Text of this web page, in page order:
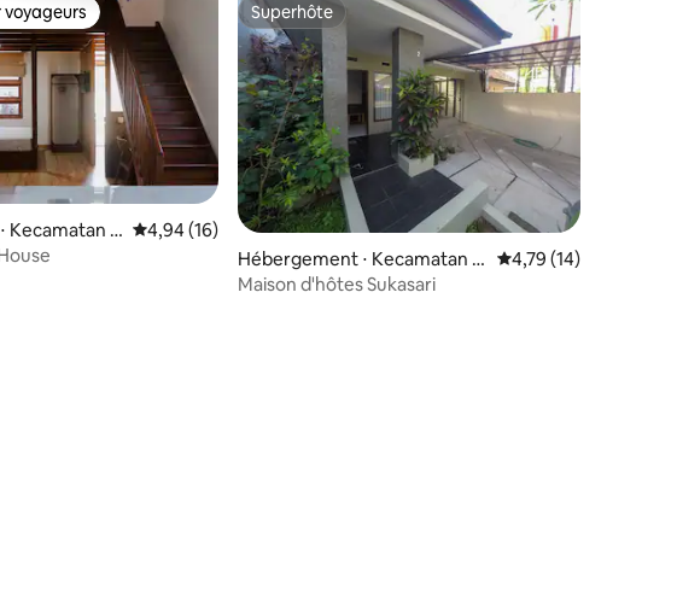
de 9 commentaires : 4,89 sur 5
Kecamatan T Évaluation moyenne sur la base de 16 commentaires : 4,94 sur 5
4,94 (16)
Superhôte
Superhôte
Hébergement ⋅ Kecamatan T
awang
Évaluation moyenne
4,79 (14)
Maison d'hôtes Sukasari